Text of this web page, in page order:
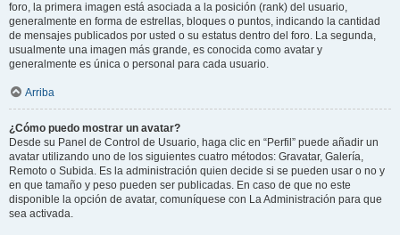
foro, la primera imagen está asociada a la posición (rank) del usuario,
generalmente en forma de estrellas, bloques o puntos, indicando la cantidad
de mensajes publicados por usted o su estatus dentro del foro. La segunda,
usualmente una imagen más grande, es conocida como avatar y
generalmente es única o personal para cada usuario.
Arriba
¿Cómo puedo mostrar un avatar?
Desde su Panel de Control de Usuario, haga clic en “Perfil” puede añadir un
avatar utilizando uno de los siguientes cuatro métodos: Gravatar, Galería,
Remoto o Subida. Es la administración quien decide si se pueden usar o no y
en que tamaño y peso pueden ser publicadas. En caso de que no este
disponible la opción de avatar, comuníquese con La Administración para que
sea activada.